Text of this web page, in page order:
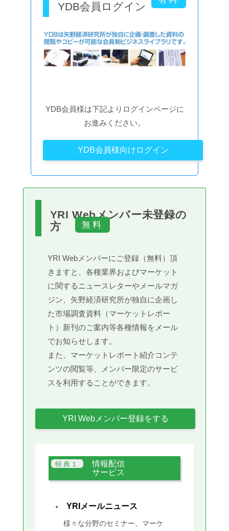
YDB会員ログイン
YDB会員様は下記よりログインページに
お進みください。
YDB会員様向けログイン
YRI Webメンバー未登録の
方
YRI Webメンバーにご登録（無料）頂
きますと、各種業界およびマーケット
に関するニュースレターやメールマガ
ジン、矢野経済研究所が独自に企画し
た市場調査資料（マーケットレポー
ト）新刊のご案内等各種情報をメール
でお知らせします。
また、マーケットレポート紹介コンテ
ンツの閲覧等、メンバー限定のサービ
スを利用することができます。
YRI Webメンバー登録をする
情報配信
サービス
YRIメールニュース
様々な分野のセミナー、マーケ